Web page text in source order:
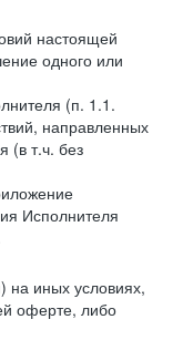
настоящей
одного или
(п. 1.1.
направленных
(в т.ч. без
Исполнителя
иных условиях,
оферте, либо